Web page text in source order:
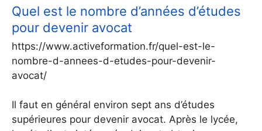
Quel est le nombre d’années d’études
pour devenir avocat
https://www.activeformation.fr/quel-est-le-
nombre-d-annees-d-etudes-pour-devenir-
avocat/
Il faut en général environ sept ans d’études
supérieures pour devenir avocat. Après le lycée,